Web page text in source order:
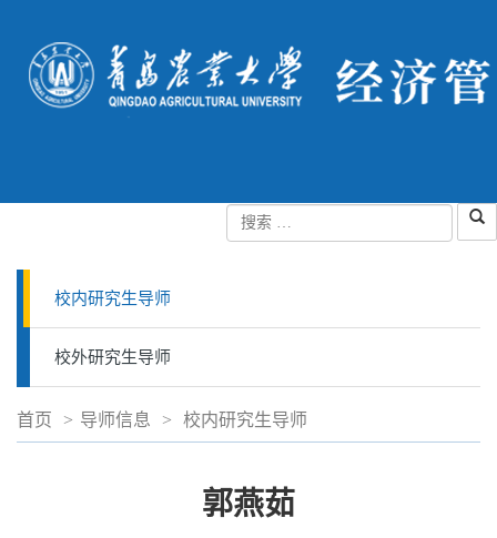
校内研究生导师
校外研究生导师
首页 > 导师信息 > 校内研究生导师
郭燕茹